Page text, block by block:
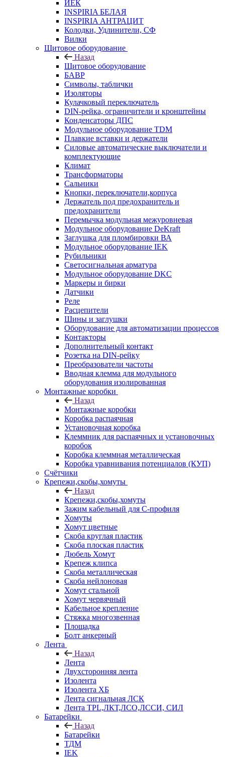
ИЕК
INSPIRIA БЕЛАЯ
INSPIRIA АНТРАЦИТ
Колодки, Удлинители, СФ
Вилки
Щитовое оборудование
Назад
Щитовое оборудование
БАВР
Символы, таблички
Изоляторы
Кулачковый переключатель
DIN-рейка, ограничители и кронштейны
Конденсаторы ДПС
Модульное оборудование TDM
Плавкие вставки и держатели
Силовые автоматические выключатели и
комплектующие
Климат
Трансформаторы
Сальники
Кнопки, переключатели,корпуса
Держатель под предохранитель и
предохранители
Перемычка модульная межуровневая
Модульное оборудование DeKraft
Заглушка для пломбировки ВА
Модульное оборудование IEK
Рубильники
Светосигнальная арматура
Модульное оборудование DKC
Маркеры и бирки
Датчики
Реле
Расцепители
Шины и заглушки
Оборудование для автоматизации процессов
Контакторы
Дополнительный контакт
Розетка на DIN-рейку
Преобразователи частоты
Вводная клемма для модульного
оборудования изолированная
Монтажные коробки
Назад
Монтажные коробки
Коробка распаячная
Установочная коробка
Клеммник для распаячных и установочных
коробок
Коробка клеммная металлическая
Коробка уравнивания потенциалов (КУП)
Счётчики
Крепежи,скобы,хомуты
Назад
Крепежи,скобы,хомуты
Зажим кабельный для С-профиля
Хомуты
Хомут цветные
Скоба круглая пластик
Скоба плоская пластик
Дюбель Хомут
Крепеж клипса
Скоба металлическая
Скоба нейлоновая
Хомут стальной
Хомут червячный
Кабельное крепление
Стяжка многозвенная
Площадка
Болт анкерный
Лента
Назад
Лента
Двухсторонняя лента
Изолента
Изолента ХБ
Лента сигнальная ЛСК
Лента TPL,ЛКТ,ЛСО,ЛССИ, СИЛ
Батарейки
Назад
Батарейки
ТДМ
IEK